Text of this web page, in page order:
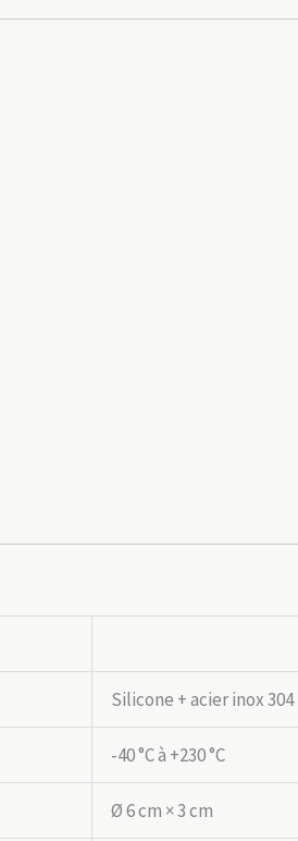
Silicone + acier inox 304
-40 °C à +230 °C
Ø 6 cm × 3 cm